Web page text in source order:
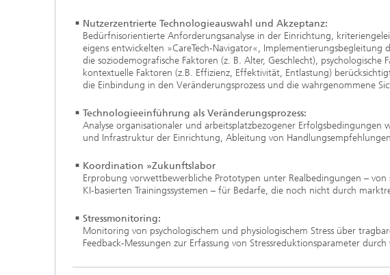
Nutzerzentrierte Technologieauswahl und Akzeptanz:
Bedürfnisorientierte Anforderungsanalyse in der Einrichtung,
eigens entwickelten »CareTech-Navigator«, Implementierungsbegleitung
die soziodemografische Faktoren (z. B. Alter, Geschlecht),
kontextuelle Faktoren (z.B. Effizienz, Effektivität, Entlastung)
die Einbindung in den Veränderungsprozess und die wahrgenommene
Technologieeinführung als Veränderungsprozess:
Analyse organisationaler und arbeitsplatzbezogener
und Infrastruktur der Einrichtung, Ableitung von
Koordination »Zukunftslabor
Erprobung vorwettbewerbliche Prototypen unter Realbedingungen – von
KI-basierten Trainingssystemen – für Bedarfe, die noch nicht durch
Stressmonitoring:
Monitoring von psychologischem und physiologischem Stress über
Feedback-Messungen zur Erfassung von Stressreduktionsparameter